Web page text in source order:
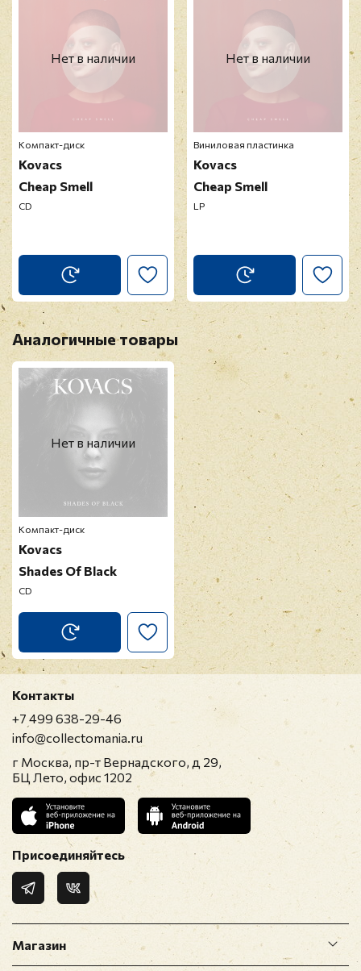
Нет в наличии
Компакт-диск
Kovacs
Cheap Smell
CD
Нет в наличии
Виниловая пластинка
Kovacs
Cheap Smell
LP
Аналогичные товары
Нет в наличии
Компакт-диск
Kovacs
Shades Of Black
CD
Магазин
Контакты
+7 499 638-29-46
info@collectomania.ru
г Москва, пр-т Вернадского, д 29,
БЦ Лето, офис 1202
Присоединяйтесь